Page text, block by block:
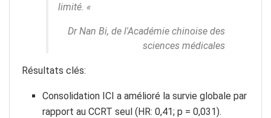
limité. «
Dr Nan Bi, de l'Académie chinoise des
sciences médicales
Résultats clés:
Consolidation ICI a amélioré la survie globale par
rapport au CCRT seul (HR: 0,41; p = 0,031).